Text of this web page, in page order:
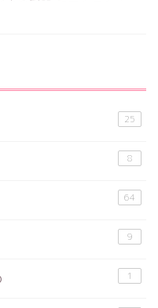
25
8
64
9
1